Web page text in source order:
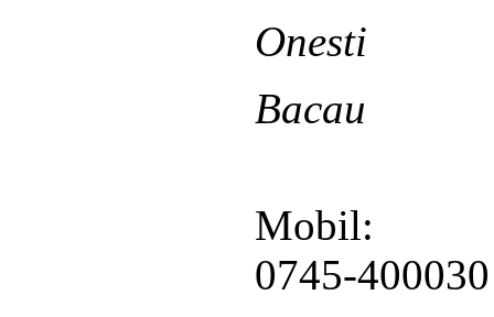
Onesti
Bacau
Mobil:
0745-400030